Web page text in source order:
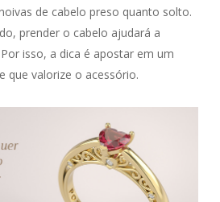
de cabelo preso quanto solto.
prender o cabelo ajudará a
isso, a dica é apostar em um
que valorize o acessório.